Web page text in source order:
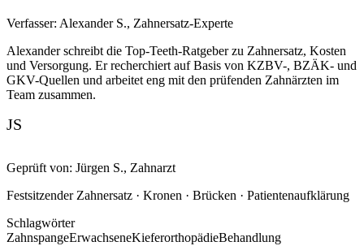
Verfasser: Alexander S., Zahnersatz-Experte
Alexander schreibt die Top-Teeth-Ratgeber zu Zahnersatz, Kosten
und Versorgung. Er recherchiert auf Basis von KZBV-, BZÄK- und
GKV-Quellen und arbeitet eng mit den prüfenden Zahnärzten im
Team zusammen.
JS
Geprüft von: Jürgen S., Zahnarzt
Festsitzender Zahnersatz · Kronen · Brücken · Patientenaufklärung
Schlagwörter
ZahnspangeErwachseneKieferorthopädieBehandlung